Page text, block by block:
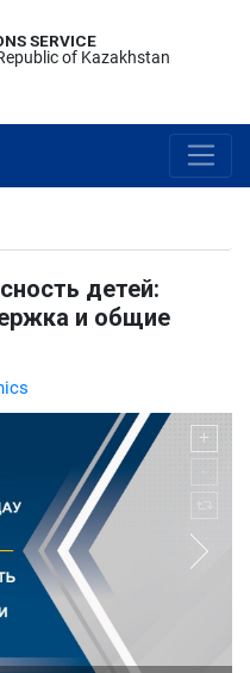
SERVICE
of Kazakhstan
детей:
и общие